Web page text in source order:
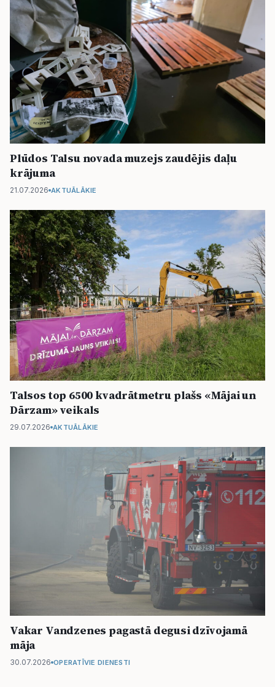
Plūdos Talsu novada muzejs zaudējis daļu
krājuma
21.07.2026 AKTUĀLĀKIE
Talsos top 6500 kvadrātmetru plašs «Mājai un
Dārzam» veikals
29.07.2026 AKTUĀLĀKIE
Vakar Vandzenes pagastā degusi dzīvojamā
māja
30.07.2026 OPERATĪVIE DIENESTI